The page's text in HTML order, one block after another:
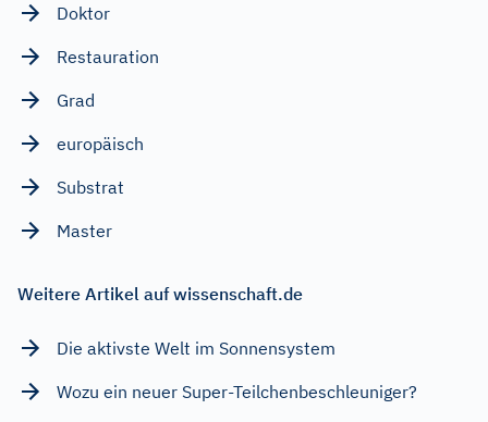
Doktor
Restauration
Grad
europäisch
Substrat
Master
Weitere Artikel auf wissenschaft.de
Die aktivste Welt im Sonnensystem
Wozu ein neuer Super-Teilchenbeschleuniger?